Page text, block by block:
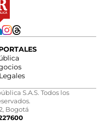
S.A.S. Todos los
Bogotá